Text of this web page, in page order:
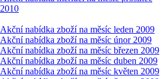
2010
Akční nabídka zboží na měsíc leden 2009
Akční nabídka zboží na měsíc únor 2009
Akční nabídka zboží na měsíc březen 2009
Akční nabídka zboží na měsíc duben 2009
Akční nabídka zboží na měsíc květen 2009